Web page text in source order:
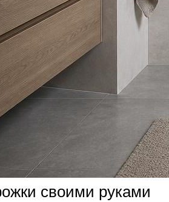
своими руками